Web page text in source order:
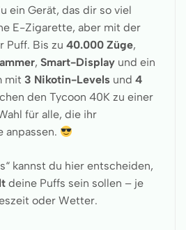
ein Gerät, das dir so viel
E-Zigarette, aber mit der
Puff. Bis zu 40.000 Züge,
, Smart-Display und ein
mit 3 Nikotin-Levels und 4
den Tycoon 40K zu einer
für alle, die ihr
anpassen.
kannst du hier entscheiden,
deine Puffs sein sollen – je
oder Wetter.